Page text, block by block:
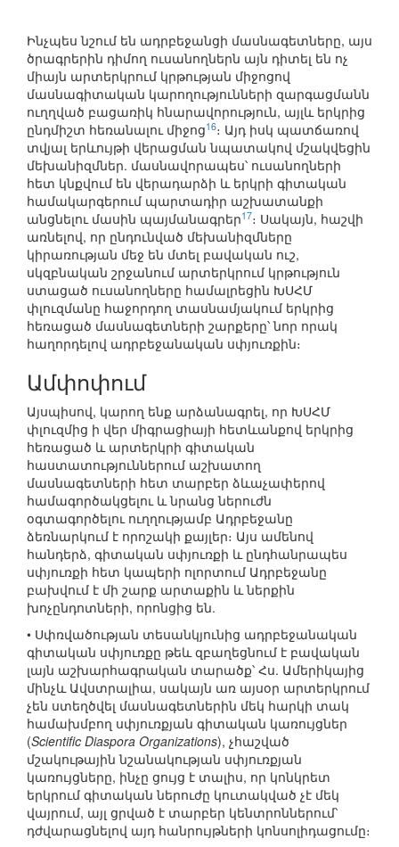
Ինչպես նշում են ադրբեջանցի մասնագետները, այս
ծրագրերին դիմող ուսանողներն այն դիտել են ոչ
միայն արտերկրում կրթության միջոցով
մասնագիտական կարողությունների զարգացմանն
ուղղված բացառիկ հնարավորություն, այլև երկրից
ընդմիշտ հեռանալու միջոց16։ Այդ իսկ պատճառով
տվյալ երևույթի վերացման նպատակով մշակվեցին
մեխանիզմներ. մասնավորապես՝ ուսանողների
հետ կնքվում են վերադարձի և երկրի գիտական
համակարգերում պարտադիր աշխատանքի
անցնելու մասին պայմանագրեր17։ Սակայն, հաշվի
առնելով, որ ընդունված մեխանիզմները
կիրառության մեջ են մտել բավական ուշ,
սկզբնական շրջանում արտերկրում կրթություն
ստացած ուսանողները համալրեցին ԽՍՀՄ
փլուզմանը հաջորդող տասնամյակում երկրից
հեռացած մասնագետների շարքերը՝ նոր որակ
հաղորդելով ադրբեջանական սփյուռքին։
Ամփոփում
Այսպիսով, կարող ենք արձանագրել, որ ԽՍՀՄ
փլուզմից ի վեր միգրացիայի հետևանքով երկրից
հեռացած և արտերկրի գիտական
հաստատություններում աշխատող
մասնագետների հետ տարբեր ձևաչափերով
համագործակցելու և նրանց ներուժն
օգտագործելու ուղղությամբ Ադրբեջանը
ձեռնարկում է որոշակի քայլեր։ Այս ամենով
հանդերձ, գիտական սփյուռքի և ընդհանրապես
սփյուռքի հետ կապերի ոլորտում Ադրբեջանը
բախվում է մի շարք արտաքին և ներքին
խոչընդոտների, որոնցից են.
• Սփռվածության տեսանկյունից ադրբեջանական
գիտական սփյուռքը թեև զբաղեցնում է բավական
լայն աշխարհագրական տարածք՝ Հս. Ամերիկայից
մինչև Ավստրալիա, սակայն առ այսօր արտերկրում
չեն ստեղծվել մասնագետներին մեկ հարկի տակ
համախմբող սփյուռքյան գիտական կառույցներ
(Scientific Diaspora Organizations), չհաշված
մշակութային նշանակության սփյուռքյան
կառույցները, ինչը ցույց է տալիս, որ կոնկրետ
երկրում գիտական ներուժը կուտակված չէ մեկ
վայրում, այլ ցրված է տարբեր կենտրոններում՝
դժվարացնելով այդ հանրույթների կոնսոլիդացումը։